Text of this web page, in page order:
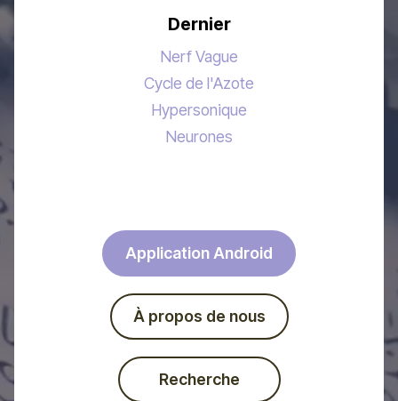
Dernier
Nerf Vague
Cycle de l'Azote
Hypersonique
Neurones
Application Android
À propos de nous
Recherche